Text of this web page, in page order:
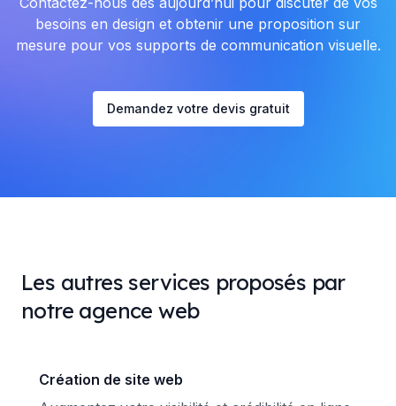
besoins en design et obtenir une proposition sur
mesure pour vos supports de communication visuelle.
Demandez votre devis gratuit
Les autres services proposés par
notre agence web
Création de site web